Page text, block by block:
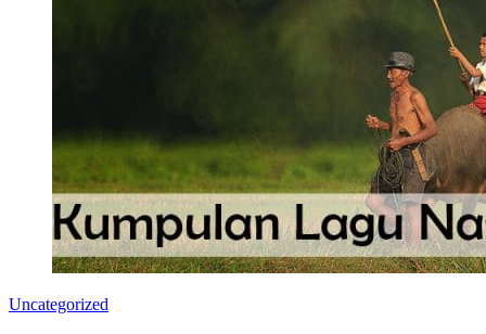
Categories
Uncategorized